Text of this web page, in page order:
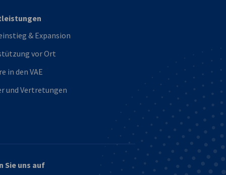
& Expansion
vor Ort
in den VAE
und Vertretungen
Sie uns auf